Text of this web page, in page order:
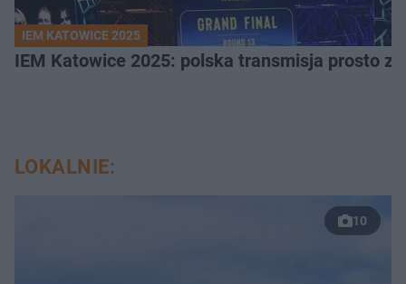
IEM KATOWICE 2025
IEM Katowice 2025: polska transmisja prosto
LOKALNIE:
10